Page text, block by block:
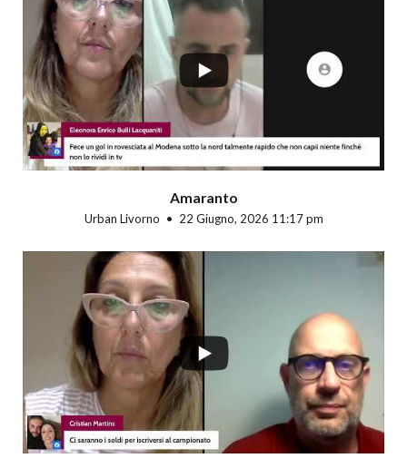
Amaranto
Urban Livorno 22 Giugno, 2026 11:17 pm